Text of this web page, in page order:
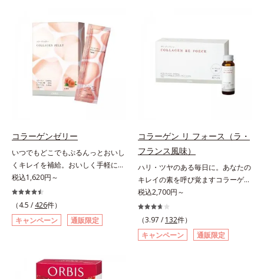
加工で、持続力を高めています。程
よい酸味で食べやすい、レモン＆ラ
イム風味です。*1 : 社団法人全国清
涼飲料工業会の取り決めに基づきレ
モン果実1個（120g）当り20mgと
して可食部換算した場合。
コラーゲンゼリー
いつでもどこでもぷるんっとおいし
くキレイを補給。おいしく手軽にキ
レイをチャージ！ おやつ感覚でハ
リと弾力のある毎日に欠かせない人
気のコラーゲンを補給できる、ステ
ィック型ゼリーです。吸収が早い、
分子の小さなコラーゲンが1袋にた
言われるヒアルロン酸に、ビタミン
B6も加えました。コラーゲン特有
税込1,620円～
（4.5 / 426件）
キャンペーン
通販限定
コラーゲン リ フォース（ラ・
フランス風味）
ハリ・ツヤのある毎日に。あなたの
キレイの素を呼び覚ますコラーゲン
ドリンク。体内のコラーゲンに着目
したコラーゲンドリンクです。秘密
はレモンバームエキス。コラーゲン
と相性のいい美容素材を配合するこ
とで、あなたに眠るキレイの因子を
税込2,700円～
（3.97 / 132件）
キャンペーン
通販限定